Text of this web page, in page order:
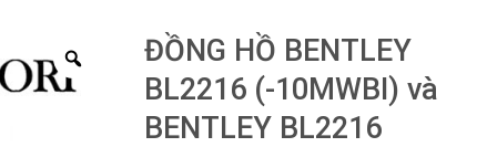
ĐỒNG HỒ BENTLEY
BL2216 (-10MWBI) và
BENTLEY BL2216